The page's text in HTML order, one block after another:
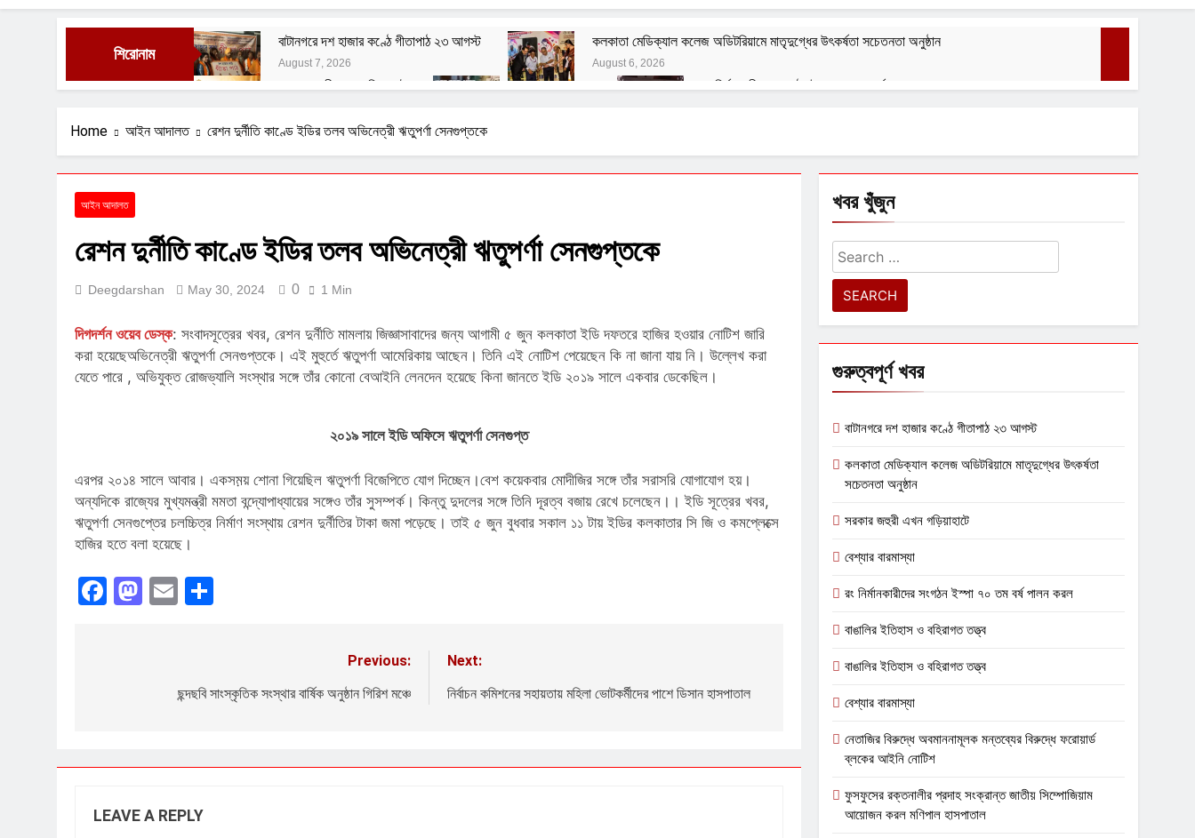
শিরোনাম
বাটানগরে দশ হাজার কণ্ঠে গীতাপাঠ ২৩ আগস্ট
August 7, 2026
কলকাতা মেডিক্যাল কলেজ অডিটরিয়ামে মাতৃদুগ্ধের উৎকর্ষতা সচেতনতা অনুষ্ঠান
August 6, 2026
সরকার জহুরী এখন গড়িয়াহাটে বেশ্যার বারমাস্যা রং নির্মানকারীদের সংগঠন ইস্পা ৭০ তম বর্ষ পালন করল
বাঙালির ইতিহাস ও বহিরাগত তত্ত্ব
নেতাজির বিরুদ্ধে অবমাননামূলক মন্তব্যের বিরুদ্ধে ফরোয়ার্ড ব্লকের আইনি নোটিশ
July 29, 2026
Home আইন আদালত রেশন দুর্নীতি কাণ্ডে ইডির তলব অভিনেত্রী ঋতুপর্ণা সেনগুপ্তকে
আইন আদালত
রেশন দুর্নীতি কাণ্ডে ইডির তলব অভিনেত্রী ঋতুপর্ণা সেনগুপ্তকে
Deegdarshan May 30, 2024 0 1 Min
দিগদর্শন ওয়েব ডেস্ক: সংবাদসূত্রের খবর, রেশন দুর্নীতি মামলায় জিজ্ঞাসাবাদের জন্য আগামী ৫ জুন কলকাতা ইডি দফতরে হাজির হওয়ার নোটিশ জারি
করা হয়েছেঅভিনেত্রী ঋতুপর্ণা সেনগুপ্তকে। এই মুহুর্তে ঋতুপর্ণা আমেরিকায় আছেন। তিনি এই নোটিশ পেয়েছেন কি না জানা যায় নি। উল্লেখ করা
যেতে পারে , অভিযুক্ত রোজভ্যালি সংস্থার সঙ্গে তাঁর কোনো বেআইনি লেনদেন হয়েছে কিনা জানতে ইডি ২০১৯ সালে একবার ডেকেছিল।
২০১৯ সালে ইডি অফিসে ঋতুপর্ণা সেনগুপ্ত
এরপর ২০১৪ সালে আবার। একসম়য় শোনা গিয়েছিল ঋতুপর্ণা বিজেপিতে যোগ দিচ্ছেন।বেশ কয়েকবার মোদীজির সঙ্গে তাঁর সরাসরি যোগাযোগ হয়।
অন্যদিকে রাজ্যের মুখ্যমন্ত্রী মমতা বন্দ্যোপাধ্যায়ের সঙ্গেও তাঁর সুসম্পর্ক। কিন্তু দুদলের সঙ্গে তিনি দূরত্ব বজায় রেখে চলেছেন।। ইডি সূত্রের খবর,
ঋতুপর্ণা সেনগুপ্তের চলচ্চিত্র নির্মাণ সংস্থায় রেশন দুর্নীতির টাকা জমা পড়েছে। তাই ৫ জুন বুধবার সকাল ১১ টায় ইডির কলকাতার সি জি ও কমপ্লেক্সে
হাজির হতে বলা হয়েছে।
Facebook
Mastodon
Email
navigation
Previous:
ছন্দছবি সাংস্কৃতিক সংস্থার বার্ষিক অনুষ্ঠান গিরিশ মঞ্চে
Next:
নির্বাচন কমিশনের সহায়তায় মহিলা ভোটকর্মীদের পাশে ডিসান হাসপাতাল
LEAVE A REPLY
খবর খুঁজুন
Search
for:
গুরুত্বপূর্ণ খবর
বাটানগরে দশ হাজার কণ্ঠে গীতাপাঠ ২৩ আগস্ট
কলকাতা মেডিক্যাল কলেজ অডিটরিয়ামে মাতৃদুগ্ধের উৎকর্ষতা
সচেতনতা অনুষ্ঠান
সরকার জহুরী এখন গড়িয়াহাটে
বেশ্যার বারমাস্যা
রং নির্মানকারীদের সংগঠন ইস্পা ৭০ তম বর্ষ পালন করল
বাঙালির ইতিহাস ও বহিরাগত তত্ত্ব
বাঙালির ইতিহাস ও বহিরাগত তত্ত্ব
বেশ্যার বারমাস্যা
নেতাজির বিরুদ্ধে অবমাননামূলক মন্তব্যের বিরুদ্ধে ফরোয়ার্ড
ব্লকের আইনি নোটিশ
ফুসফুসের রক্তনালীর প্রদাহ সংক্রান্ত জাতীয় সিম্পোজিয়াম
আয়োজন করল মণিপাল হাসপাতাল